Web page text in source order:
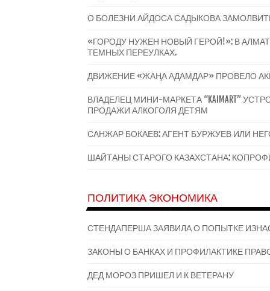
О БОЛЕЗНИ АЙДОСА САДЫКОВА
«ГОРОДУ НУЖЕН НОВЫЙ ГЕРОЙ!»: В
ТЕМНЫХ ПЕРЕУЛКАХ.
ДВИЖЕНИЕ «ЖАҢА АДАМДАР» ПРОВЕЛО
ВЛАДЕЛЕЦ МИНИ-МАРКЕТА “KAIMART”
ПРОДАЖИ АЛКОГОЛЯ ДЕТЯМ
САНЖАР БОКАЕВ: АГЕНТ БУРЖУЕВ ИЛИ
ШАЙТАНЫ СТАРОГО КАЗАХСТАНА:
ПОЛИТИКА ЭКОНОМИКА
СТЕНДАПЕРША ЗАЯВИЛА О ПОПЫТКЕ
ЗАКОНЫ О БАНКАХ И ПРОФИЛАКТИКЕ
ДЕД МОРОЗ ПРИШЕЛ И К ВЕТЕРАНУ